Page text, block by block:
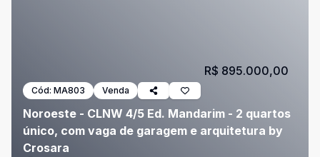
Cód: MA803 Venda
Noroeste - CLNW 4/5 Ed. Mandarim - 2 quartos
único, com vaga de garagem e arquitetura by
Crosara
R$ 895.000,00